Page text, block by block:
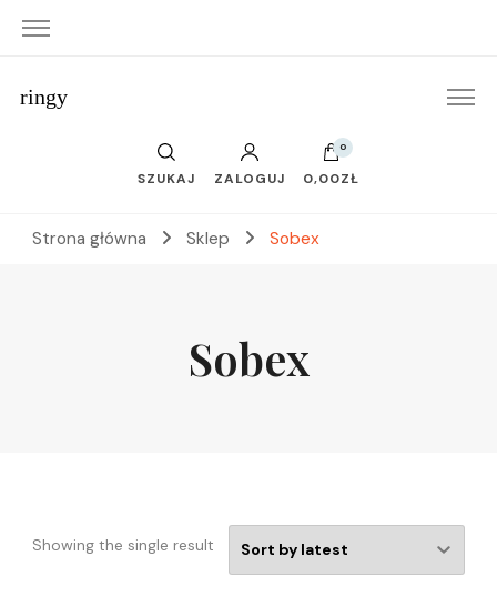
ringy
SZUKAJ ZALOGUJ
0
0,00ZŁ
Strona główna Sklep Sobex
Sobex
Showing the single result